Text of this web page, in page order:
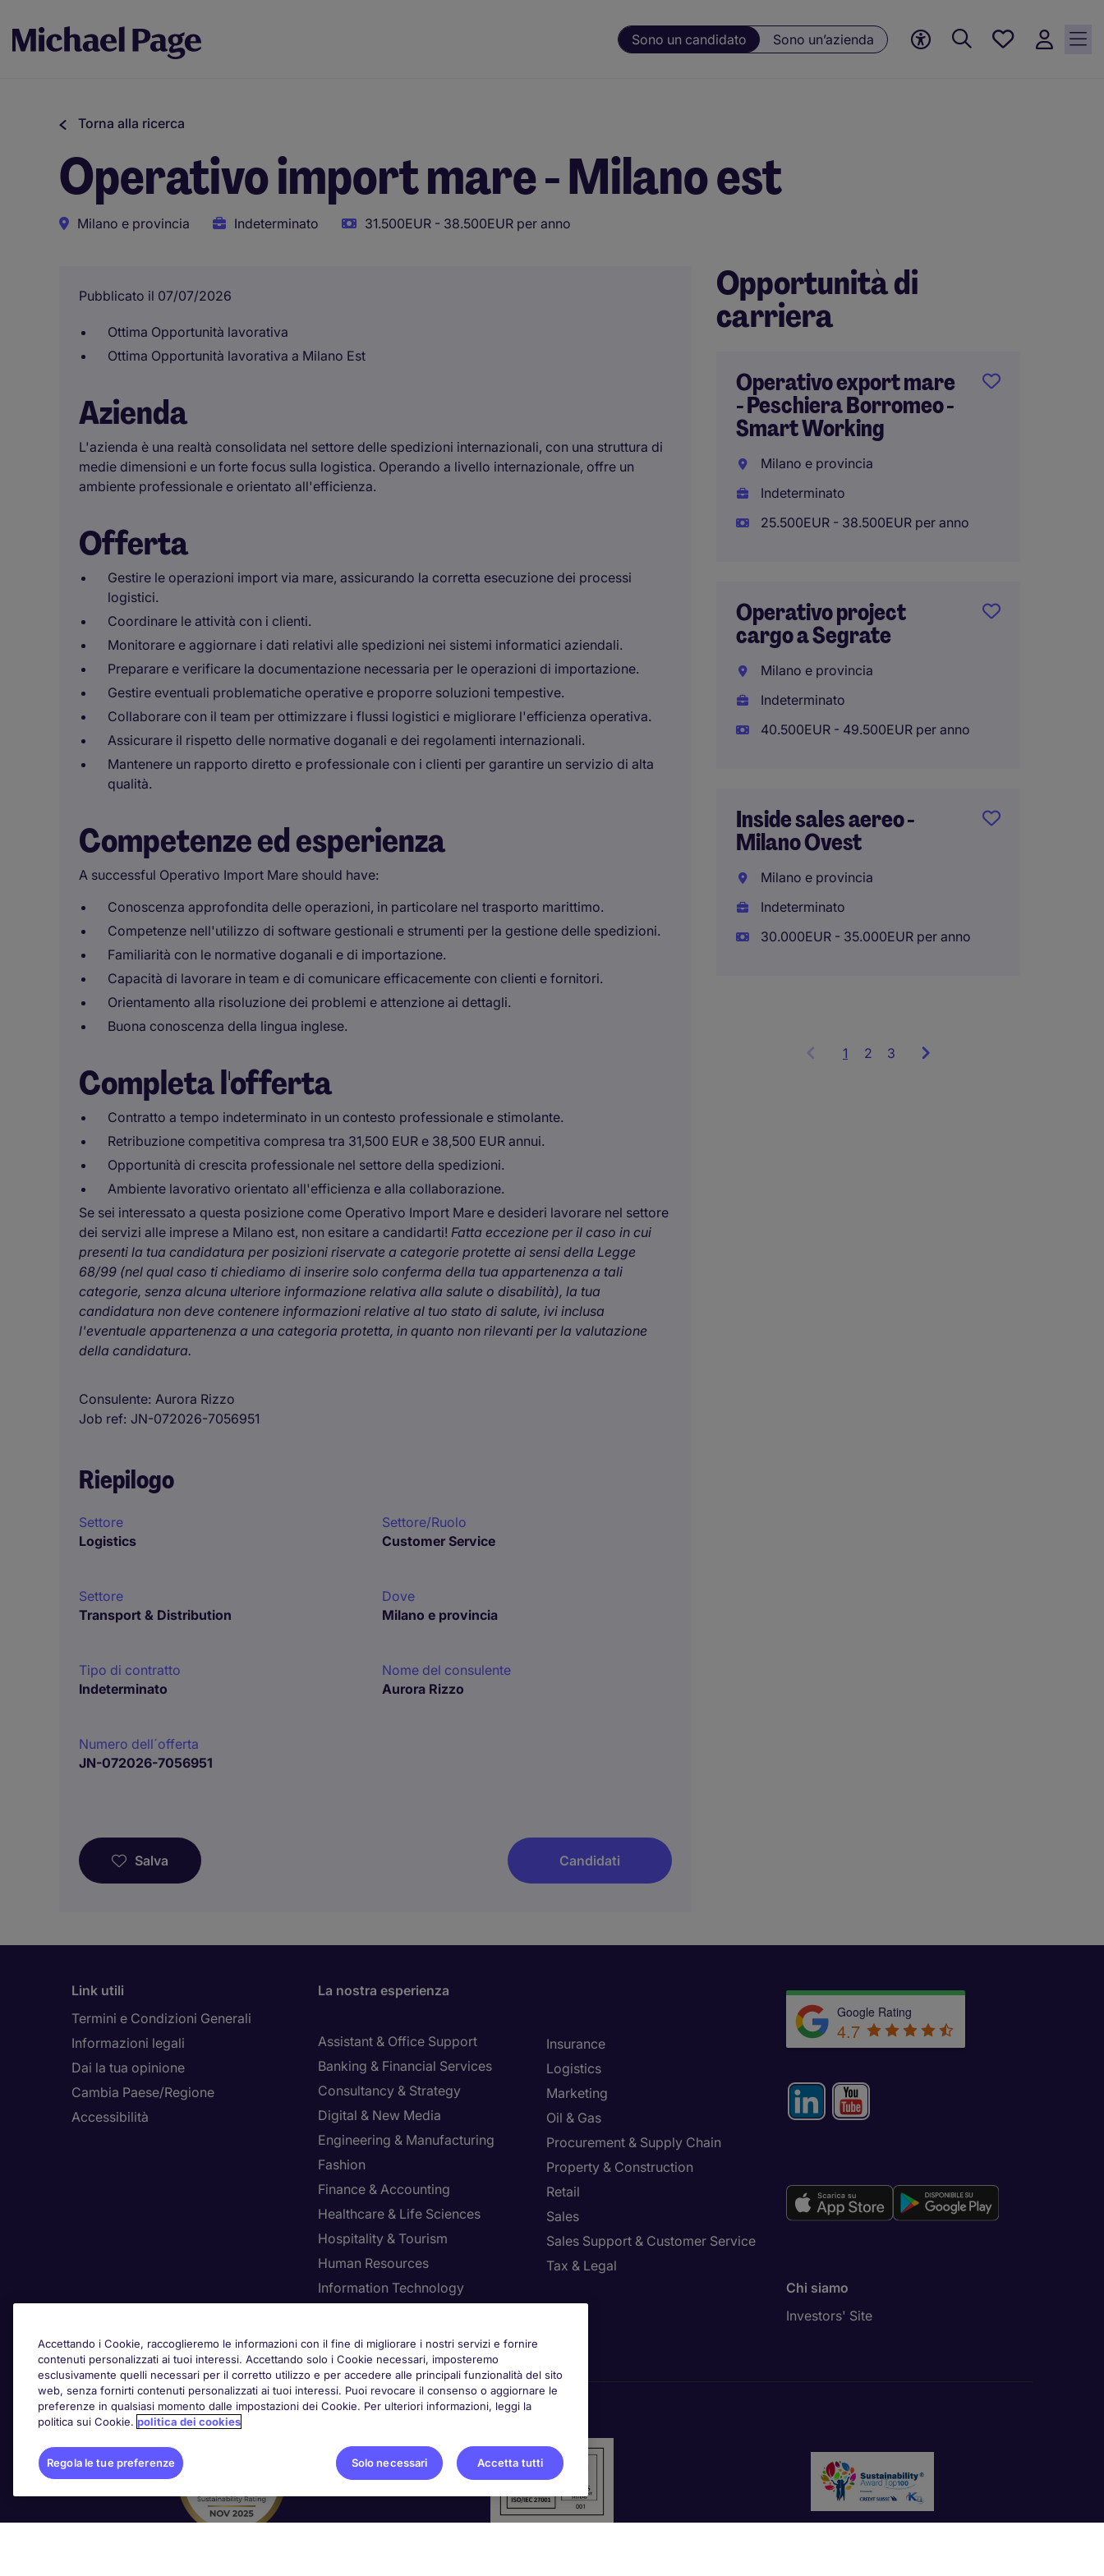
Sono un candidato Sono un’azienda
Preferiti, 0
Torna alla ricerca
Operativo import mare - Milano est
Milano e provincia Indeterminato 31.500EUR - 38.500EUR per anno
Pubblicato il 07/07/2026
Ottima Opportunità lavorativa
Ottima Opportunità lavorativa a Milano Est
Azienda
L'azienda è una realtà consolidata nel settore delle spedizioni internazionali, con una struttura di
medie dimensioni e un forte focus sulla logistica. Operando a livello internazionale, offre un
ambiente professionale e orientato all'efficienza.
Offerta
Gestire le operazioni import via mare, assicurando la corretta esecuzione dei processi
logistici.
Coordinare le attività con i clienti.
Monitorare e aggiornare i dati relativi alle spedizioni nei sistemi informatici aziendali.
Preparare e verificare la documentazione necessaria per le operazioni di importazione.
Gestire eventuali problematiche operative e proporre soluzioni tempestive.
Collaborare con il team per ottimizzare i flussi logistici e migliorare l'efficienza operativa.
Assicurare il rispetto delle normative doganali e dei regolamenti internazionali.
Mantenere un rapporto diretto e professionale con i clienti per garantire un servizio di alta
qualità.
Competenze ed esperienza
A successful Operativo Import Mare should have:
Conoscenza approfondita delle operazioni, in particolare nel trasporto marittimo.
Competenze nell'utilizzo di software gestionali e strumenti per la gestione delle spedizioni.
Familiarità con le normative doganali e di importazione.
Capacità di lavorare in team e di comunicare efficacemente con clienti e fornitori.
Orientamento alla risoluzione dei problemi e attenzione ai dettagli.
Buona conoscenza della lingua inglese.
Completa l'offerta
Contratto a tempo indeterminato in un contesto professionale e stimolante.
Retribuzione competitiva compresa tra 31,500 EUR e 38,500 EUR annui.
Opportunità di crescita professionale nel settore della spedizioni.
Ambiente lavorativo orientato all'efficienza e alla collaborazione.
Se sei interessato a questa posizione come Operativo Import Mare e desideri lavorare nel settore
dei servizi alle imprese a Milano est, non esitare a candidarti! Fatta eccezione per il caso in cui
presenti la tua candidatura per posizioni riservate a categorie protette ai sensi della Legge
68/99 (nel qual caso ti chiediamo di inserire solo conferma della tua appartenenza a tali
categorie, senza alcuna ulteriore informazione relativa alla salute o disabilità), la tua
candidatura non deve contenere informazioni relative al tuo stato di salute, ivi inclusa
l'eventuale appartenenza a una categoria protetta, in quanto non rilevanti per la valutazione
della candidatura.
Consulente Aurora Rizzo
Job ref JN-072026-7056951
Riepilogo
Settore
Logistics
Settore/Ruolo
Customer Service
Settore
Transport & Distribution
Dove
Milano e provincia
Tipo di contratto
Indeterminato
Nome del consulente
Aurora Rizzo
Numero dell´offerta
JN-072026-7056951
Salva Candidati
Opportunità di
carriera
Operativo export mare
- Peschiera Borromeo -
Smart Working
Milano e provincia
Indeterminato
25.500EUR - 38.500EUR per anno
Operativo project
cargo a Segrate
Milano e provincia
Indeterminato
40.500EUR - 49.500EUR per anno
Inside sales aereo -
Milano Ovest
Milano e provincia
Indeterminato
30.000EUR - 35.000EUR per anno
1 Showing
2 3
Link utili
Termini e Condizioni Generali
Informazioni legali
Dai la tua opinione
Cambia Paese/Regione
Accessibilità
La nostra esperienza
Assistant & Office Support
Banking & Financial Services
Consultancy & Strategy
Digital & New Media
Engineering & Manufacturing
Fashion
Finance & Accounting
Healthcare & Life Sciences
Hospitality & Tourism
Human Resources
Information Technology
Insurance
Logistics
Marketing
Oil & Gas
Procurement & Supply Chain
Property & Construction
Retail
Sales
Sales Support & Customer Service
Tax & Legal
Regola le tue preferenze
Google Rating
4.7
Chi siamo
Investors' Site
Awards
Accettando i Cookie, raccoglieremo le informazioni con il fine di migliorare i nostri servizi e fornire
contenuti personalizzati ai tuoi interessi. Accettando solo i Cookie necessari, imposteremo
esclusivamente quelli necessari per il corretto utilizzo e per accedere alle principali funzionalità del sito
web, senza fornirti contenuti personalizzati ai tuoi interessi. Puoi revocare il consenso o aggiornare le
preferenze in qualsiasi momento dalle impostazioni dei Cookie. Per ulteriori informazioni, leggi la
politica sui Cookie. politica dei cookies
Regola le tue preferenze Solo necessari Accetta tutti